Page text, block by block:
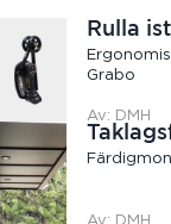
Rulla
Grabo
Av: DMH